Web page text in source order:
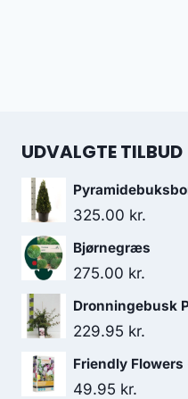
UDVALGTE TILBUD
325.00 kr.
Bjørnegræs
275.00 kr.
Dronningebusk
229.95 kr.
Friendly
49.95 kr.